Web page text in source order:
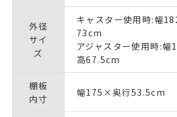
外径
サイ
ズ
キャスター使用時:幅
73cm
アジャスター使用時:
高67.5cm
棚板
内寸
幅175×奥行53.5cm